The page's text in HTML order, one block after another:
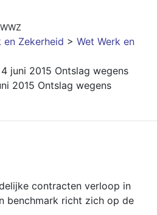
WWZ
en Zekerheid > Wet Werk en
juni 2015 Ontslag wegens
2015 Ontslag wegens
contracten verloop in
benchmark richt zich op de